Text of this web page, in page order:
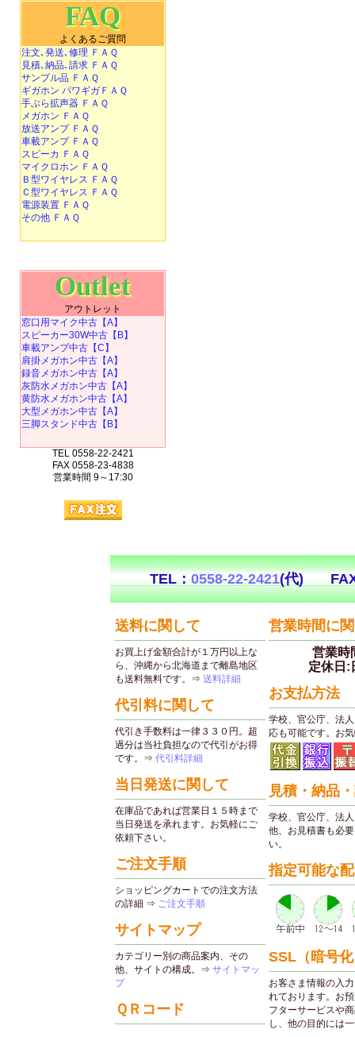
FAQ
よくあるご質問
注文､発送､修理 ＦＡＱ
見積､納品､請求 ＦＡＱ
サンプル品 ＦＡＱ
ギガホン パワギガＦＡＱ
手ぶら拡声器 ＦＡＱ
メガホン ＦＡＱ
放送アンプ ＦＡＱ
車載アンプ ＦＡＱ
スピーカ ＦＡＱ
マイクロホン ＦＡＱ
Ｂ型ワイヤレス ＦＡＱ
Ｃ型ワイヤレス ＦＡＱ
電源装置 ＦＡＱ
その他 ＦＡＱ
Outlet
アウトレット
窓口用マイク中古【A】
スピーカー30W中古【B】
車載アンプ中古【C】
肩掛メガホン中古【A】
録音メガホン中古【A】
灰防水メガホン中古【A】
黄防水メガホン中古【A】
大型メガホン中古【A】
三脚スタンド中古【B】
TEL 0558-22-2421
FAX 0558-23-4838
営業時間 9～17:30